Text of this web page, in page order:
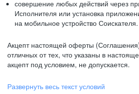
совершение любых действий через
Исполнителя или установка
на мобильное устройство Соискателя.
Акцепт настоящей оферты
отличных от тех, что указаны в
акцепт под условием, не допускается.
Развернуть весь текст условий